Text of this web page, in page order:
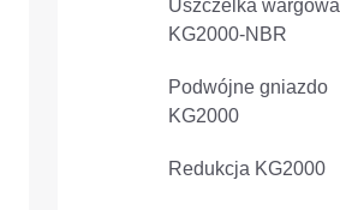
Uszczelka wargowa
KG2000-NBR
Podwójne gniazdo
KG2000
Redukcja KG2000